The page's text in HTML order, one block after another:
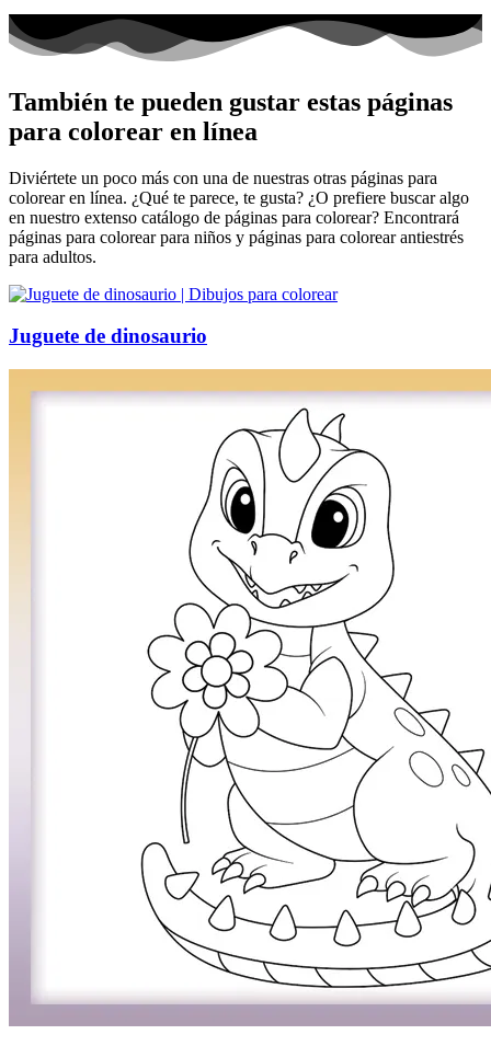
También te pueden gustar estas páginas
para colorear en línea
Diviértete un poco más con una de nuestras otras páginas para
colorear en línea. ¿Qué te parece, te gusta? ¿O prefiere buscar algo
en nuestro extenso catálogo de páginas para colorear? Encontrará
páginas para colorear para niños y páginas para colorear antiestrés
para adultos.
Juguete de dinosaurio